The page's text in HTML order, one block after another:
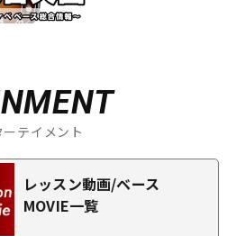
テイメント
レッスン動画/ベース
MOVIE一覧